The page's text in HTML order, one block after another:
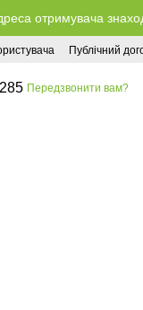
отримувача
Публічний
Передзвонити вам?